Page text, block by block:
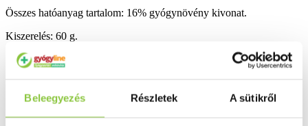
Beleegyezés Részletek A sütikről
Összes hatóanyag tartalom: 16% gyógynövény kivonat.
Kiszerelés: 60 g.
Ingyenes szállítás 18 000 Ft felett